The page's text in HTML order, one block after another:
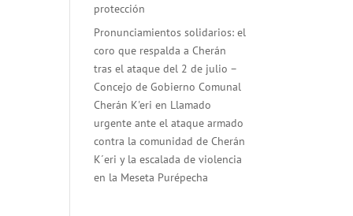
protección
Pronunciamientos solidarios: el
coro que respalda a Cherán
tras el ataque del 2 de julio –
Concejo de Gobierno Comunal
Cherán K'eri en Llamado
urgente ante el ataque armado
contra la comunidad de Cherán
K´eri y la escalada de violencia
en la Meseta Purépecha